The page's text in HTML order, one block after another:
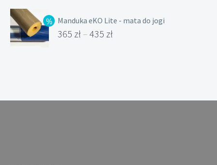
Manduka eKO Lite - mata do jogi
365 zł – 435 zł